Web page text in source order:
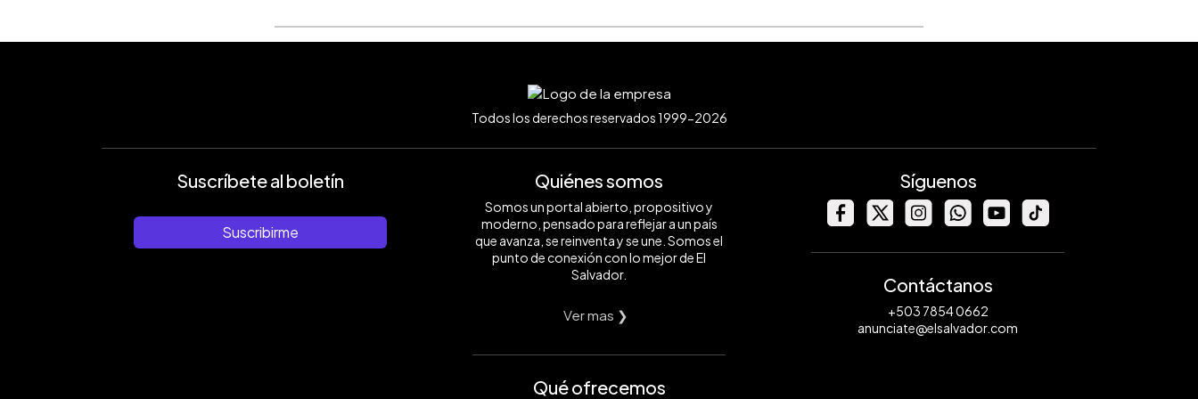
Todos los derechos reservados 1999-2026
Suscríbete al boletín
Suscribirme
Quiénes somos
Somos un portal abierto, propositivo y
moderno, pensado para reflejar a un país
que avanza, se reinventa y se une. Somos el
punto de conexión con lo mejor de El
Salvador.
Ver mas ❯
Qué ofrecemos
Síguenos
Contáctanos
+503 7854 0662
anunciate@elsalvador.com